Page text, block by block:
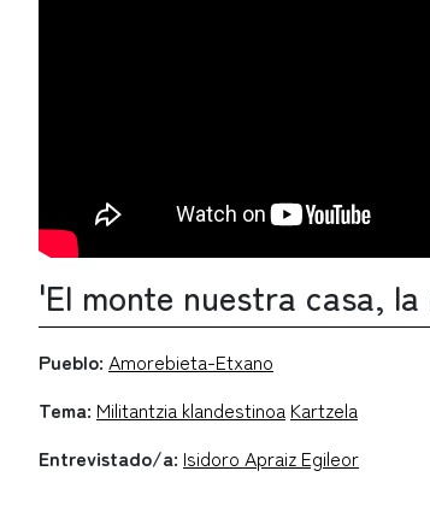
'El monte nuestra casa,
Pueblo: Amorebieta-Etxano
Tema: Militantzia klandestinoa Kartzela
Entrevistado/a: Isidoro Apraiz Egileor